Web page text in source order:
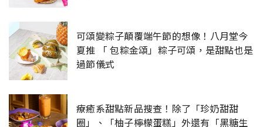
可頌變粽子顛覆端午節的想像！八月堂今
夏推 「 包粽金頌」粽子可頌，是甜點也是
過節儀式
療癒系甜點新品搜查！除了「珍奶甜甜
圈」、「柚子檸檬蛋糕」外還有「黑糖生